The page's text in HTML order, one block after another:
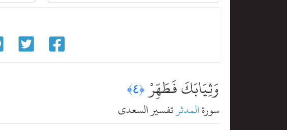
وَثِيَابَكَ فَطَهِّرْ ﴿٤﴾
سورةالمدثرتفسير السعدي